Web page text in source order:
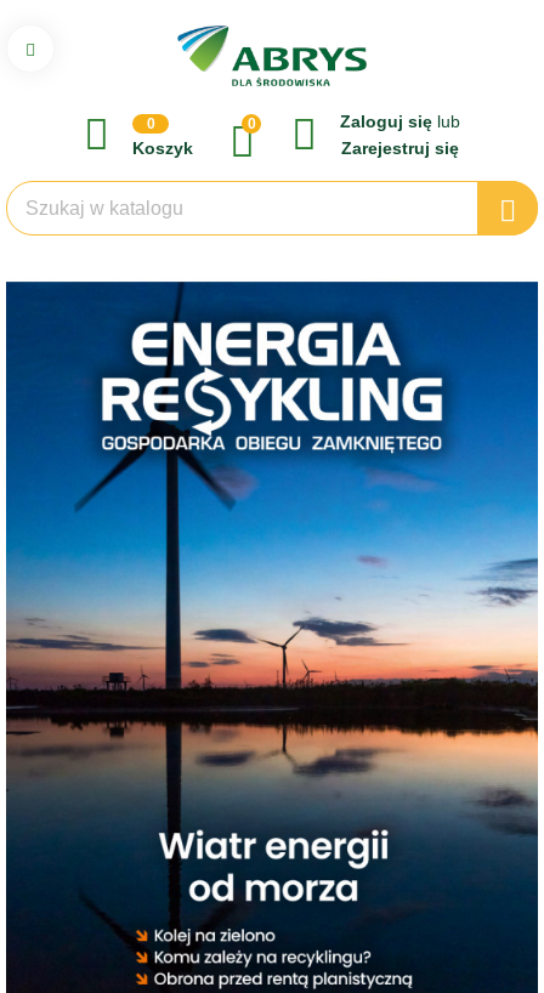
0
Koszyk
0 Zaloguj się lub
Zarejestruj się